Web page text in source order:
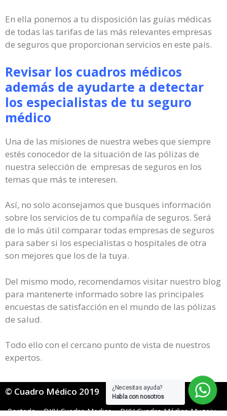
¿Necesitas ayuda?
Habla con nosotros
En ella ponemos a tu disposición las guías médicas
de todas las tarifas de las más relevantes empresas
de seguros que proporcionan servicios en este país.
Revisar los cuadros médicos
además de ayudarte a detectar
los especialistas de tu seguro
médico
Una de las misiones de nuestra webes que siempre
estés conocedor de la situación de las pólizas de
nuestra selección de empresas de seguros en los
temas que más te interesen.
Así, no solo aconsejamos que busques información
sobre los servicios de tu compañía de seguros. Será
de lo más útil comparar todas empresas de seguros
para saber si los especialistas o hospitales de otra
son mejores que los de la tuya.
Del mismo modo, recomendamos visitar nuestro blog
para mantenerte informado sobre las principales
encuestas de satisfacción en el mundo de las pólizas
de salud.
Todo ello con el cercano punto de vista de nuestros
expertos.
© Cuadro Médico 2019
Portada»DKV Cuadro Medico»DKV Cuadro Médico Mugeju»